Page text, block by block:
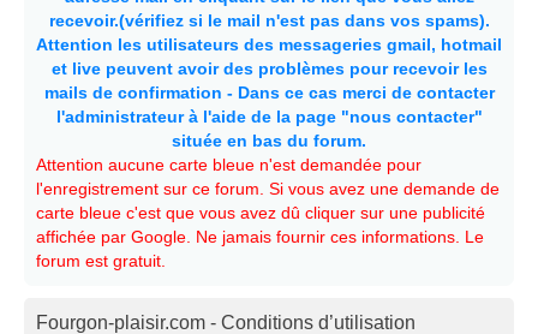
recevoir.(vérifiez si le mail n'est pas dans vos spams).
Attention les utilisateurs des messageries gmail, hotmail
et live peuvent avoir des problèmes pour recevoir les
mails de confirmation - Dans ce cas merci de contacter
l'administrateur à l'aide de la page "nous contacter"
située en bas du forum.
Attention aucune carte bleue n'est demandée pour
l'enregistrement sur ce forum. Si vous avez une demande de
carte bleue c'est que vous avez dû cliquer sur une publicité
affichée par Google. Ne jamais fournir ces informations. Le
forum est gratuit.
Fourgon-plaisir.com - Conditions d’utilisation